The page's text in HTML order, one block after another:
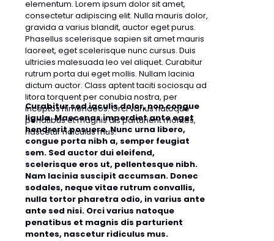
elementum. Lorem ipsum dolor sit amet,
consectetur adipiscing elit. Nulla mauris dolor,
gravida a varius blandit, auctor eget purus.
Phasellus scelerisque sapien sit amet mauris
laoreet, eget scelerisque nunc cursus. Duis
ultricies malesuada leo vel aliquet. Curabitur
rutrum porta dui eget mollis. Nullam lacinia
dictum auctor. Class aptent taciti sociosqu ad
litora torquent per conubia nostra, per
inceptos himenaeos. Orci varius natoque
penatibus et magnis dis parturient montes,
nascetur ridiculus mus.
Curabitur sed iaculis dolor, non congue
ligula. Maecenas imperdiet ante eget
hendrerit posuere. Nunc urna libero,
congue porta nibh a, semper feugiat
sem. Sed auctor dui eleifend,
scelerisque eros ut, pellentesque nibh.
Nam lacinia suscipit accumsan. Donec
sodales, neque vitae rutrum convallis,
nulla tortor pharetra odio, in varius ante
ante sed nisi. Orci varius natoque
penatibus et magnis dis parturient
montes, nascetur ridiculus mus.